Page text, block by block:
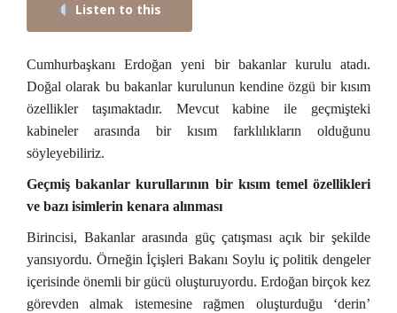
Listen to this
Cumhurbaşkanı Erdoğan yeni bir bakanlar kurulu atadı.
Doğal olarak bu bakanlar kurulunun kendine özgü bir kısım
özellikler taşımaktadır. Mevcut kabine ile geçmişteki
kabineler arasında bir kısım farklılıkların olduğunu
söyleyebiliriz.
Geçmiş bakanlar kurullarının bir kısım temel özellikleri
ve bazı isimlerin kenara alınması
Birincisi, Bakanlar arasında güç çatışması açık bir şekilde
yansıyordu. Örneğin İçişleri Bakanı Soylu iç politik dengeler
içerisinde önemli bir gücü oluşturuyordu. Erdoğan birçok kez
görevden almak istemesine rağmen oluşturduğu ‘derin’